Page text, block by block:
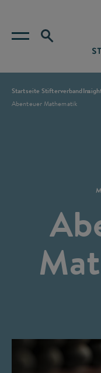
Startseite Stifterverband
Abenteuer Mathematik